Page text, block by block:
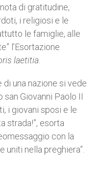
di gratitudine,
i religiosi e le
le famiglie, alle
l’Esortazione
laetitia.
di una nazione si vede
Giovanni Paolo II
i giovani sposi e le
strada!”, esorta
con la
uniti nella preghiera”.